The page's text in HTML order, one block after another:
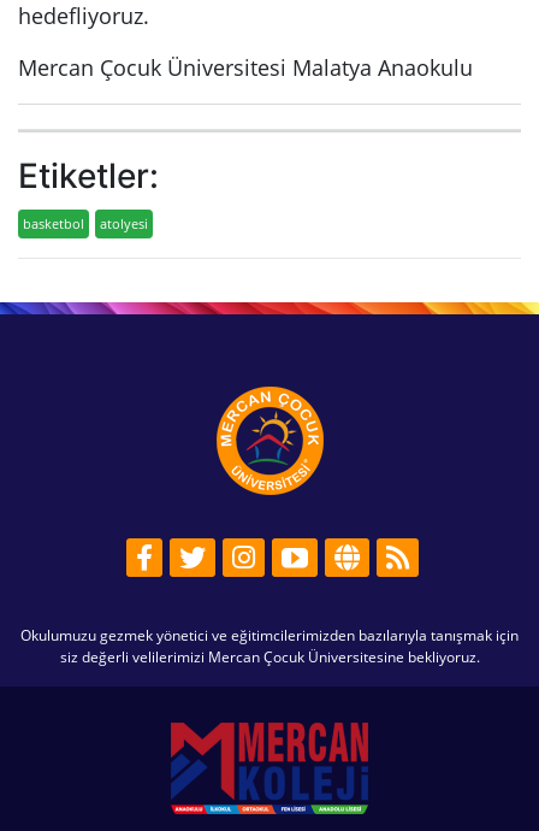
hedefliyoruz.
Mercan Çocuk Üniversitesi Malatya Anaokulu
Etiketler:
basketbol atolyesi
Okulumuzu gezmek yönetici ve eğitimcilerimizden bazılarıyla tanışmak için
siz değerli velilerimizi Mercan Çocuk Üniversitesine bekliyoruz.